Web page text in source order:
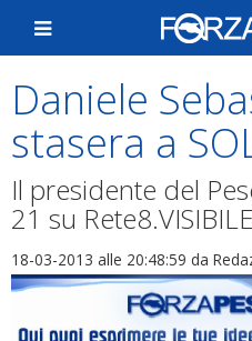
Daniele
stasera a
Il presidente del
21 su
18-03-2013 alle 20:48:59 da